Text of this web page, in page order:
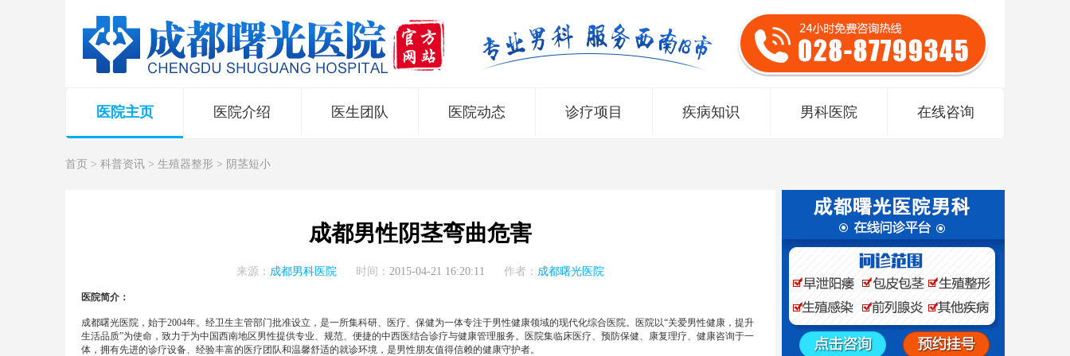
医院主页 医院介绍 医生团队 医院动态 诊疗项目 疾病知识 男科医院 在线咨询
首页 > 科普资讯 > 生殖器整形 > 阴茎短小
成都男性阴茎弯曲危害
来源： 成都男科医院 时间： 2015-04-21 16:20:11 作者： 成都曙光医院
医院简介：
成都曙光医院，始于2004年。经卫生主管部门批准设立，是一所集科研、医疗、保健为一体专注于男性健康领域的现代化综合医院。医院以“关爱男性健康，提升
生活品质”为使命，致力于为中国西南地区男性提供专业、规范、便捷的中西医结合诊疗与健康管理服务。医院集临床医疗、预防保健、康复理疗、健康咨询于一
体，拥有先进的诊疗设备、经验丰富的医疗团队和温馨舒适的就诊环境，是男性朋友值得信赖的健康守护者。